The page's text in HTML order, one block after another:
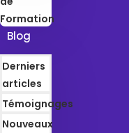
Formation
Blog
Derniers
articles
Témoignages
Nouveaux